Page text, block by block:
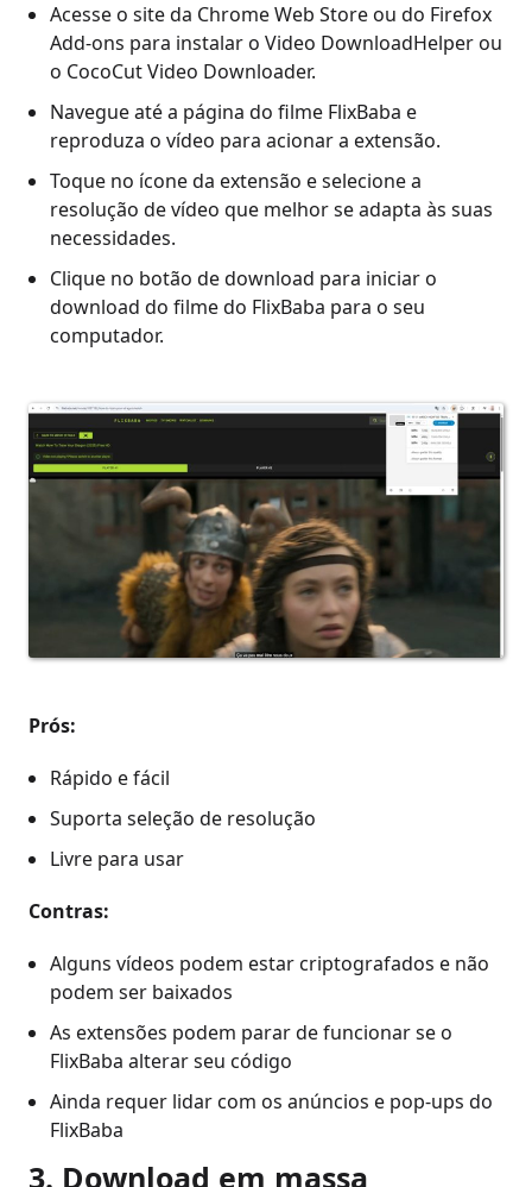
Acesse o site da Chrome Web Store ou do Firefox
Add-ons para instalar o Video DownloadHelper ou
o CocoCut Video Downloader.
Navegue até a página do filme FlixBaba e
reproduza o vídeo para acionar a extensão.
Toque no ícone da extensão e selecione a
resolução de vídeo que melhor se adapta às suas
necessidades.
Clique no botão de download para iniciar o
download do filme do FlixBaba para o seu
computador.
Prós:
Rápido e fácil
Suporta seleção de resolução
Livre para usar
Contras:
Alguns vídeos podem estar criptografados e não
podem ser baixados
As extensões podem parar de funcionar se o
FlixBaba alterar seu código
Ainda requer lidar com os anúncios e pop-ups do
FlixBaba
3. Download em massa